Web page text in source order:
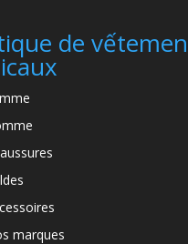
de
marques